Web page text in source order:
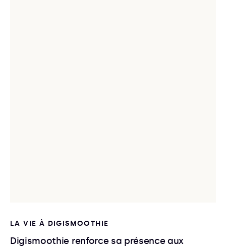
LA VIE À DIGISMOOTHIE
Digismoothie renforce sa présence aux